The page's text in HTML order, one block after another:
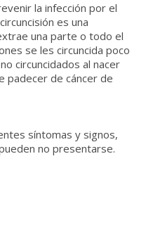
la infección por el
es una
una parte o todo el
se les circuncida poco
circuncidados al nacer
padecer de cáncer de
síntomas y signos,
no presentarse.